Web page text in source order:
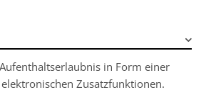
in Form einer
Zusatzfunktionen.